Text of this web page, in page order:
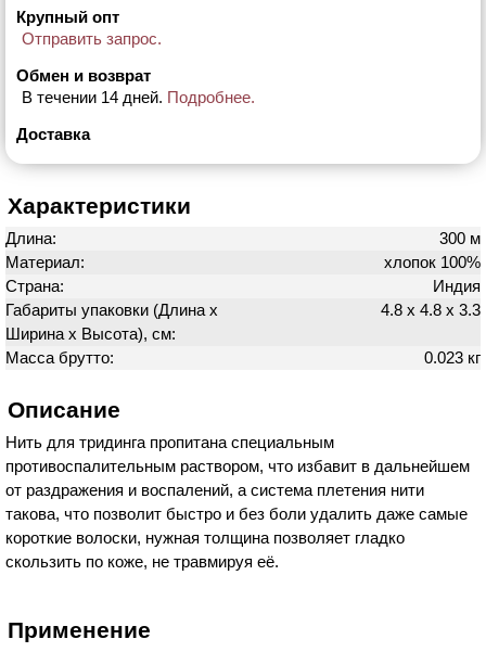
Крупный опт
Отправить запрос.
Обмен и возврат
В течении 14 дней. Подробнее.
Доставка
Характеристики
Длина:
300 м
Материал:
хлопок 100%
Страна:
Индия
Габариты упаковки (Длина х
Ширина х Высота), см:
4.8 х 4.8 х 3.3
Масса брутто: 0.023 кг
Описание
Нить для тридинга пропитана специальным
противоспалительным раствором, что избавит в дальнейшем
от раздражения и воспалений, а система плетения нити
такова, что позволит быстро и без боли удалить даже самые
короткие волоски, нужная толщина позволяет гладко
скользить по коже, не травмируя её.
Применение